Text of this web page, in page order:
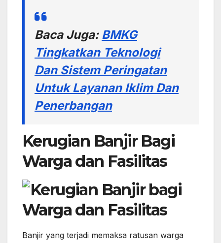
Baca Juga: BMKG
Tingkatkan Teknologi
Dan Sistem Peringatan
Untuk Layanan Iklim Dan
Penerbangan
Kerugian Banjir Bagi
Warga dan Fasilitas
Banjir yang terjadi memaksa ratusan warga